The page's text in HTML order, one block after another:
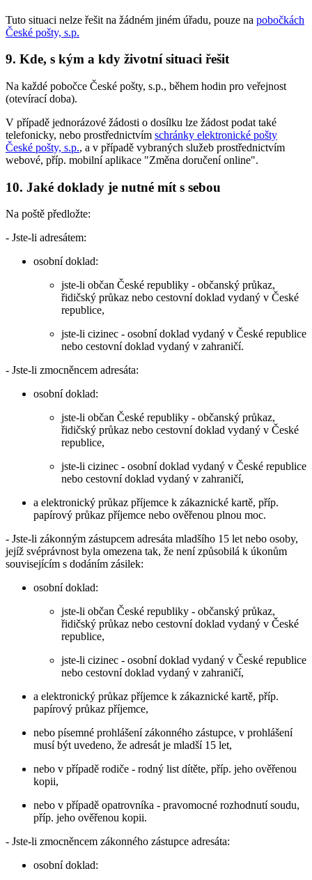
Tuto situaci nelze řešit na žádném jiném úřadu, pouze na pobočkách
České pošty, s.p.
9. Kde, s kým a kdy životní situaci řešit
Na každé pobočce České pošty, s.p., během hodin pro veřejnost
(otevírací doba).
V případě jednorázové žádosti o dosílku lze žádost podat také
telefonicky, nebo prostřednictvím schránky elektronické pošty
České pošty, s.p., a v případě vybraných služeb prostřednictvím
webové, příp. mobilní aplikace "Změna doručení online".
10. Jaké doklady je nutné mít s sebou
Na poště předložte:
- Jste-li adresátem:
osobní doklad:
jste-li občan České republiky - občanský průkaz,
řidičský průkaz nebo cestovní doklad vydaný v České
republice,
jste-li cizinec - osobní doklad vydaný v České republice
nebo cestovní doklad vydaný v zahraničí.
- Jste-li zmocněncem adresáta:
osobní doklad:
jste-li občan České republiky - občanský průkaz,
řidičský průkaz nebo cestovní doklad vydaný v České
republice,
jste-li cizinec - osobní doklad vydaný v České republice
nebo cestovní doklad vydaný v zahraničí,
a elektronický průkaz příjemce k zákaznické kartě, příp.
papírový průkaz příjemce nebo ověřenou plnou moc.
- Jste-li zákonným zástupcem adresáta mladšího 15 let nebo osoby,
jejíž svéprávnost byla omezena tak, že není způsobilá k úkonům
souvisejícím s dodáním zásilek:
osobní doklad:
jste-li občan České republiky - občanský průkaz,
řidičský průkaz nebo cestovní doklad vydaný v České
republice,
jste-li cizinec - osobní doklad vydaný v České republice
nebo cestovní doklad vydaný v zahraničí,
a elektronický průkaz příjemce k zákaznické kartě, příp.
papírový průkaz příjemce,
nebo písemné prohlášení zákonného zástupce, v prohlášení
musí být uvedeno, že adresát je mladší 15 let,
nebo v případě rodiče - rodný list dítěte, příp. jeho ověřenou
kopii,
nebo v případě opatrovníka - pravomocné rozhodnutí soudu,
příp. jeho ověřenou kopii.
- Jste-li zmocněncem zákonného zástupce adresáta:
osobní doklad: